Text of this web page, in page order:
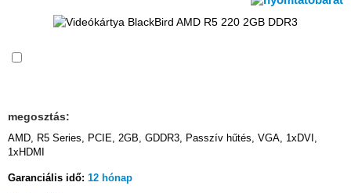
megosztás:
AMD, R5 Series, PCIE, 2GB, GDDR3, Passzív hűtés, VGA, 1xDVI,
1xHDMI
Garanciális idő: 12 hónap